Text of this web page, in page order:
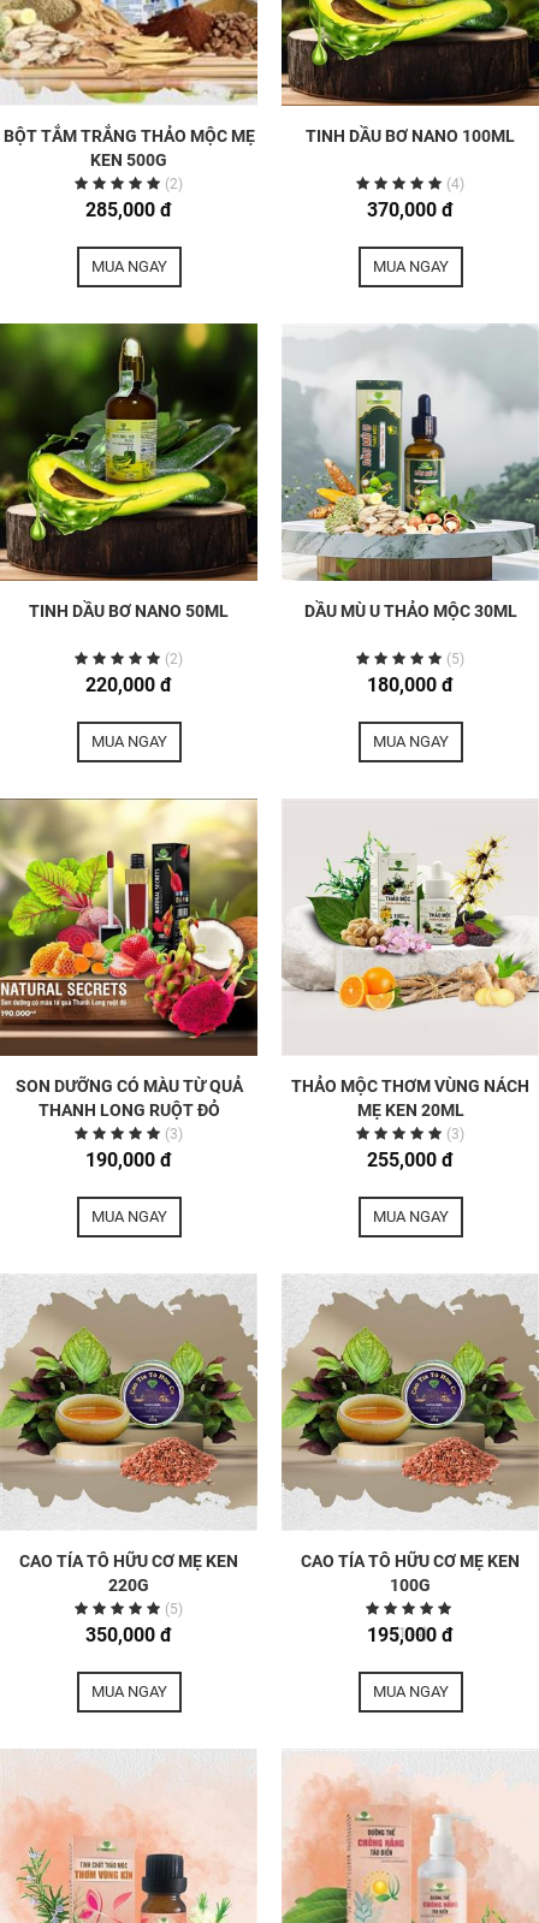
BỘT TẮM TRẮNG THẢO MỘC MẸ
KEN 500G
(2)
285,000 đ
MUA NGAY
TINH DẦU BƠ NANO 100ML
(4)
370,000 đ
MUA NGAY
TINH DẦU BƠ NANO 50ML
(2)
220,000 đ
MUA NGAY
DẦU MÙ U THẢO MỘC 30ML
(5)
180,000 đ
MUA NGAY
SON DƯỠNG CÓ MÀU TỪ QUẢ
THANH LONG RUỘT ĐỎ
(3)
190,000 đ
MUA NGAY
THẢO MỘC THƠM VÙNG NÁCH
MẸ KEN 20ML
(3)
255,000 đ
MUA NGAY
CAO TÍA TÔ HỮU CƠ MẸ KEN
220G
(5)
350,000 đ
MUA NGAY
CAO TÍA TÔ HỮU CƠ MẸ KEN
100G
(114)
195,000 đ
MUA NGAY